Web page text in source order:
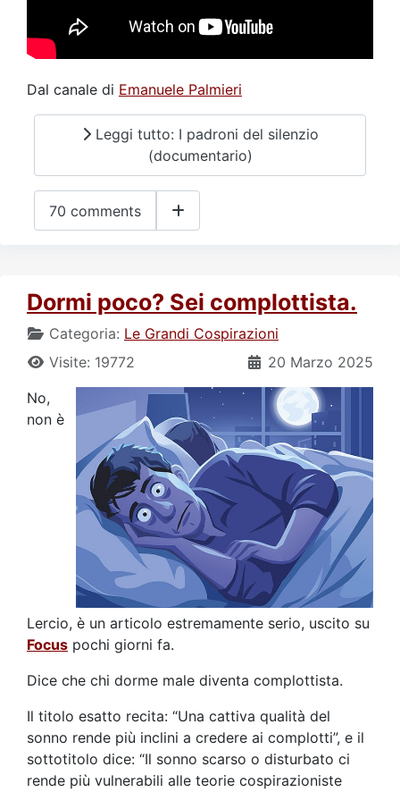
Dal canale di Emanuele Palmieri
Leggi tutto: I padroni del silenzio
(documentario)
70 comments
Dormi poco? Sei complottista.
Categoria: Le Grandi Cospirazioni
20 Marzo 2025
Visite: 19772
No,
non è
Lercio, è un articolo estremamente serio, uscito su
Focus pochi giorni fa.
Dice che chi dorme male diventa complottista.
Il titolo esatto recita: “Una cattiva qualità del
sonno rende più inclini a credere ai complotti”, e il
sottotitolo dice: “Il sonno scarso o disturbato ci
rende più vulnerabili alle teorie cospirazioniste